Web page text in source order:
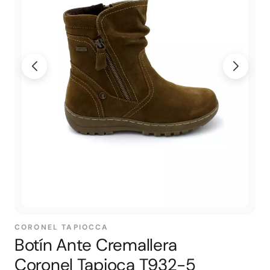
CORONEL TAPIOCCA
Botín Ante Cremallera
Coronel Tapioca T932-5